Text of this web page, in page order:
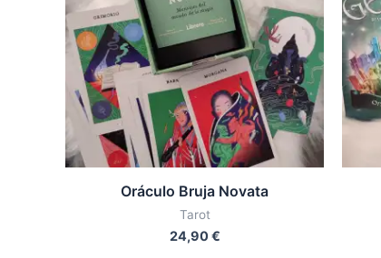
Oráculo Bruja Novata
Tarot
24,90€